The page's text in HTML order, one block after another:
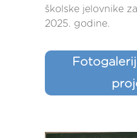
školske jelovnike
2025. godine.